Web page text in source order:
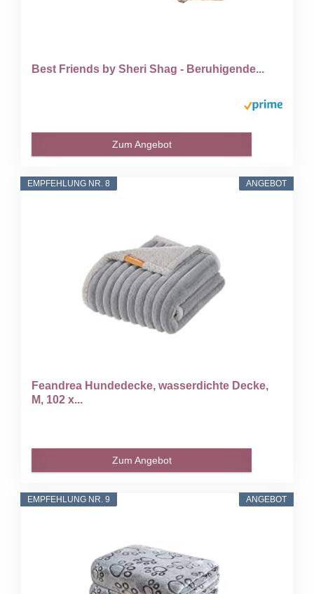
Best Friends by Sheri Shag - Beruhigende...
Zum Angebot
ANGEBOT
EMPFEHLUNG NR. 8
Feandrea Hundedecke, wasserdichte Decke,
M, 102 x...
Zum Angebot
ANGEBOT
EMPFEHLUNG NR. 9